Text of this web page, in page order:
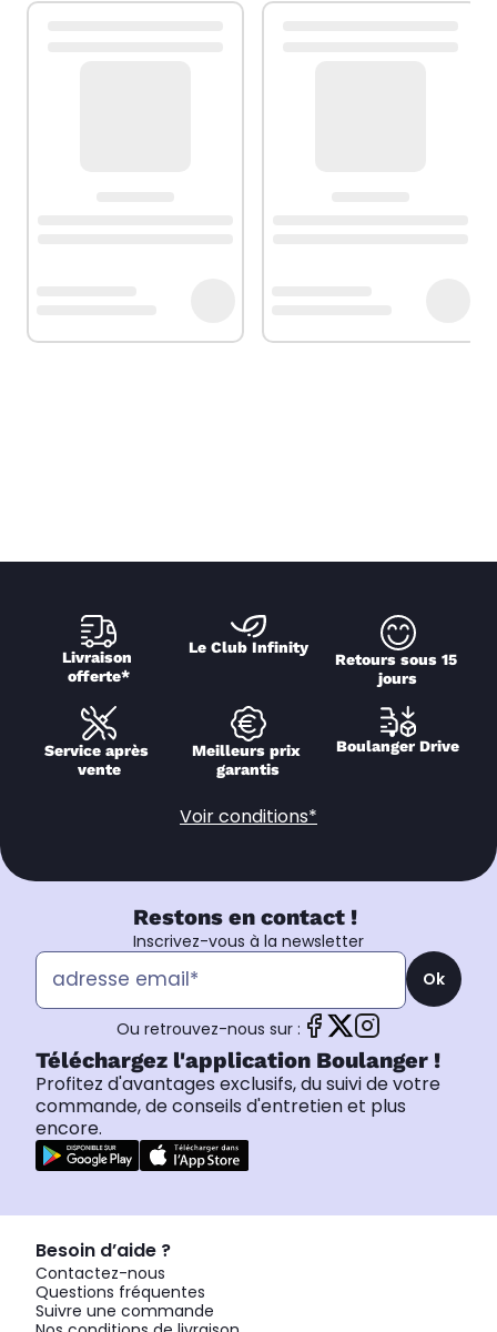
Livraison
offerte*
Le Club Infinity
Retours sous 15
jours
Service après
vente
Meilleurs prix
garantis
Boulanger Drive
Voir conditions*
Restons en contact !
Inscrivez-vous à la newsletter
Ok
Ou retrouvez-nous sur :
Téléchargez l'application Boulanger !
Profitez d'avantages exclusifs, du suivi de votre
commande, de conseils d'entretien et plus
encore.
Besoin d’aide ?
Contactez-nous
Questions fréquentes
Suivre une commande